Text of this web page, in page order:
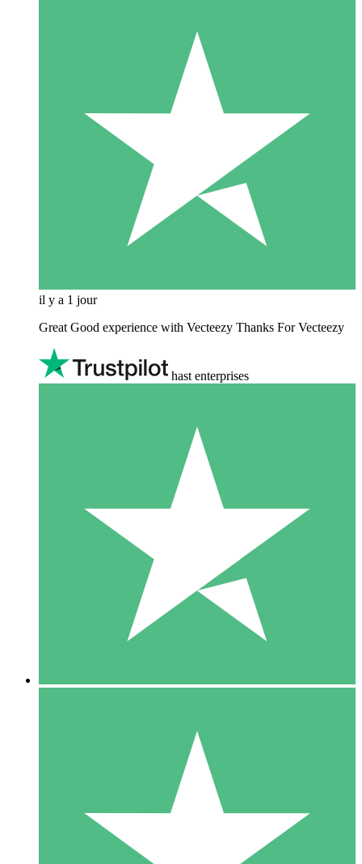
il y a 1 jour
Great Good experience with Vecteezy Thanks For Vecteezy
hast enterprises